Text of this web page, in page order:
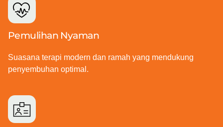
Pemulihan Nyaman
Suasana terapi modern dan ramah yang mendukung
penyembuhan optimal.